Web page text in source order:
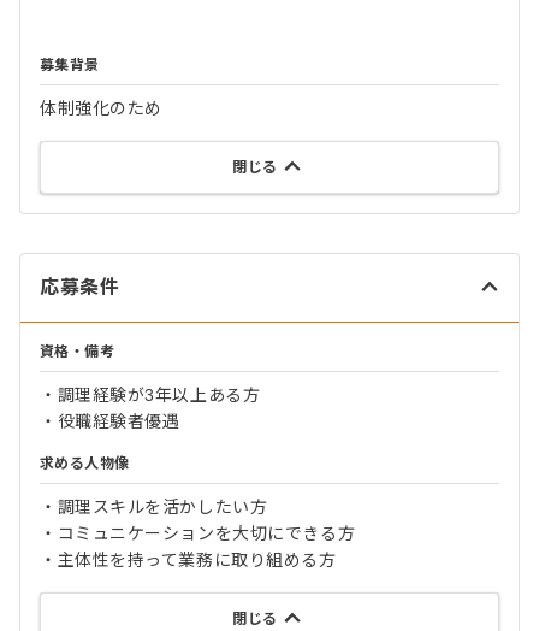
募集背景
体制強化のため
閉じる
応募条件
資格・備考
・調理経験が3年以上ある方
・役職経験者優遇
求める人物像
・調理スキルを活かしたい方
・コミュニケーションを大切にできる方
・主体性を持って業務に取り組める方
閉じる